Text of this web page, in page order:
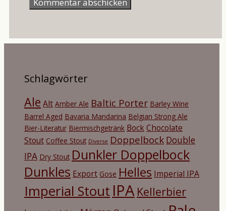
Schlagwörter
Ale Alt Amber Ale Baltic Porter Barley Wine
Barrel Aged Bavaria Mandarina Belgian Strong Ale
Bier-Literatur Biermischgetränk BockChocolate
Stout Coffee Stout Diverse Doppelbock Double
IPA Dry Stout Dunkler Doppelbock
Dunkles Export Gose Helles Imperial IPA
Imperial Stout IPA Kellerbier